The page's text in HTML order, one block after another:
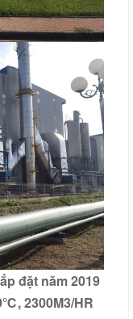
đặt năm 2019
2300M3/HR